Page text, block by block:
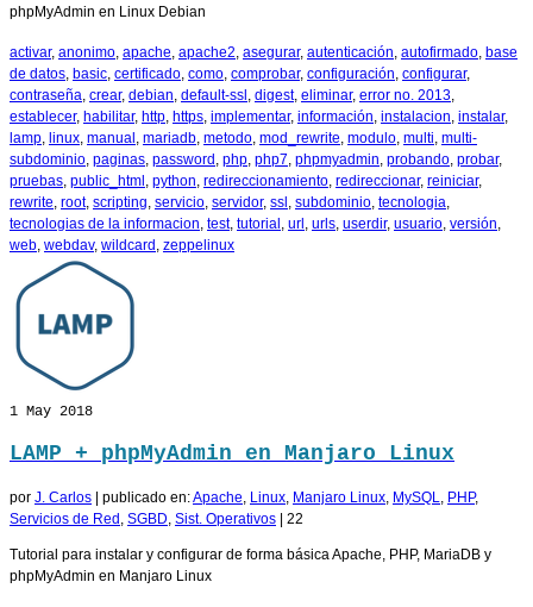
phpMyAdmin en Linux Debian
activar, anonimo apache apache2 asegurar, autenticación autofirmado base
de datos basic certificado como comprobar, configuración configurar,
contraseña crear, debian default-ssl digest, eliminar, error no. 2013
establecer, habilitar, http https implementar, información instalacion instalar,
lamp linux manual mariadb metodo mod_rewrite modulo multi multi-
subdominio paginas password php php7 phpmyadmin probando probar,
pruebas public_html python redireccionamiento redireccionar, reiniciar,
rewrite root, scripting servicio servidor, ssl subdominio tecnologia
tecnologias de la informacion test, tutorial url urls userdir, usuario versión
web webdav, wildcard zeppelinux
1 May 2018
LAMP + phpMyAdmin en Manjaro Linux
por J. Carlos publicado en:Apache, Linux, Manjaro Linux, MySQL, PHP,
Servicios de Red , SGBD, Sist. Operativos 22
Tutorial para instalar y configurar de forma básica Apache, PHP, MariaDB y
phpMyAdmin en Manjaro Linux